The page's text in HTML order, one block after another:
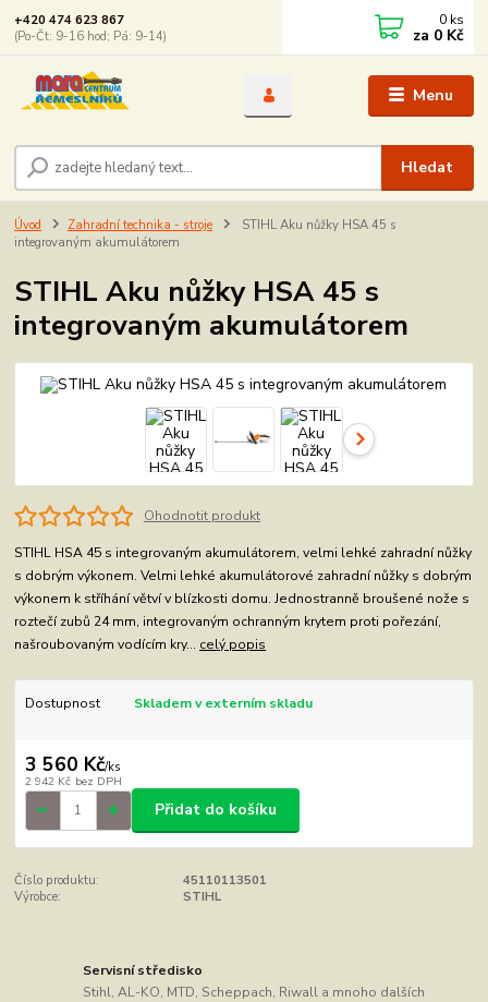
Menu
Hledat
+420 474 623 867
(Po-Čt: 9-16 hod; Pá: 9-14)
0 ks
za 0 Kč
Úvod Zahradní technika - stroje
STIHL Aku nůžky HSA 45 s
integrovaným akumulátorem
STIHL Aku nůžky HSA 45 s
integrovaným akumulátorem
Ohodnotit produkt
STIHL HSA 45 s integrovaným akumulátorem, velmi lehké zahradní nůžky
s dobrým výkonem. Velmi lehké akumulátorové zahradní nůžky s dobrým
výkonem k stříhání větví v blízkosti domu. Jednostranně broušené nože s
roztečí zubů 24 mm, integrovaným ochranným krytem proti pořezání,
našroubovaným vodícím kry... celý popis
Dostupnost Skladem v externím skladu
3 560 Kč/ks
2 942 Kč bez DPH
Přidat do košíku
Číslo produktu:
45110113501
Výrobce:
STIHL
Servisní středisko
Stihl, AL-KO, MTD, Scheppach, Riwall a mnoho dalších